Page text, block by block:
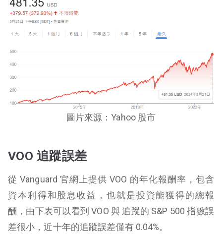
圖片來源：Yahoo 股市
VOO 追蹤誤差
從 Vanguard 官網上提供 VOO 的年化報酬率，包含
資本利得和股息收益，也就是投資能獲得的總報
酬，由下表可以看到 VOO 與 追蹤的 S&P 500 指數誤
差很小，近十年的追蹤誤差僅有 0.04%。